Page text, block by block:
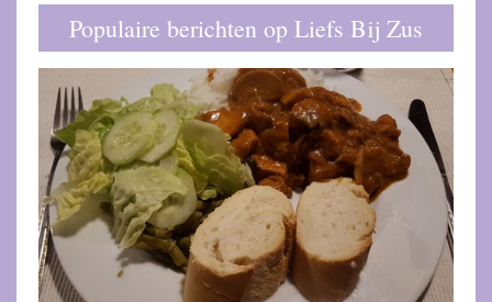
Populaire berichten op Liefs Bij Zus